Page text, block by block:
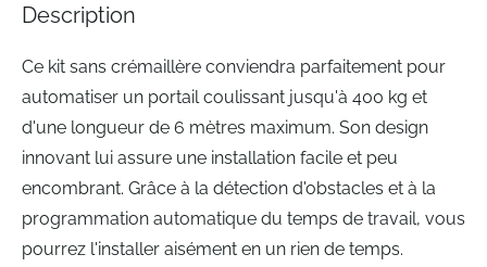
Description
Ce kit sans crémaillère conviendra parfaitement pour
automatiser un portail coulissant jusqu'à 400 kg et
d'une longueur de 6 mètres maximum. Son design
innovant lui assure une installation facile et peu
encombrant. Grâce à la détection d'obstacles et à la
programmation automatique du temps de travail, vous
pourrez l'installer aisément en un rien de temps.